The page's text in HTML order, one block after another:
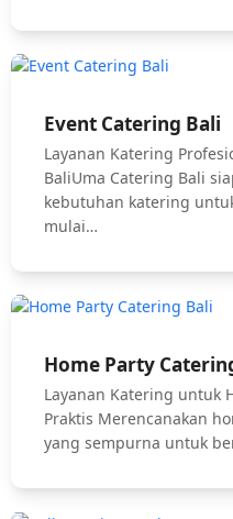
Event Catering Bali
Layanan Katering
BaliUma Catering Bali
kebutuhan katering
mulai…
Home Party
Layanan Katering untuk
Praktis Merencanakan
yang sempurna untuk